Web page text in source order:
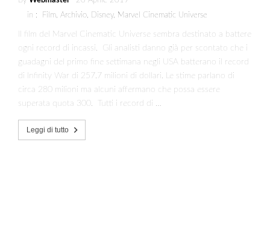
in :
Film, Archivio, Disney, Marvel Cinematic Universe
Il film del Marvel Cinematic Universe sembra destinato a battere
ogni record di incassi. Gli analisti danno già per scontato che i
guadagni del primo fine settimana negli USA batterano il record
di Infinity War di 257.7 milioni di dollari. Le stime parlano di
circa 280 milioni ma alcuni affermano che possa essere
superata quota 300. Tutti i record di …
Leggi di tutto